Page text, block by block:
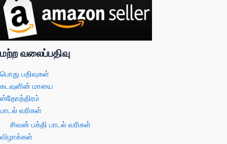
மற்ற வலைப்பதிவு
பொது பதிவுகள்
கடவுளின் மாயை
ஸ்தோத்திரம்
பாடல் வரிகள்
சிவன் பக்தி பாடல் வரிகள்
விழாக்கள்